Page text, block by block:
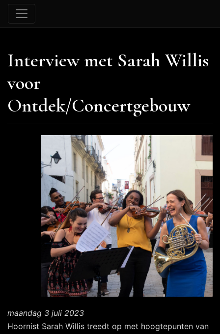
Interview met Sarah Willis
voor
Ontdek/Concertgebouw
maandag 3 juli 2023
Hoornist Sarah Willis treedt op met hoogtepunten van